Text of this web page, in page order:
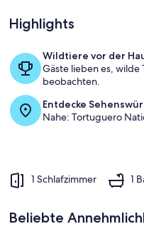
Biodiversidad
Highlights
Wildtiere vor der
Gäste lieben es, wilde
beobachten.
Entdecke
Nahe: Tortuguero
1 Schlafzimmer 1
Beliebte